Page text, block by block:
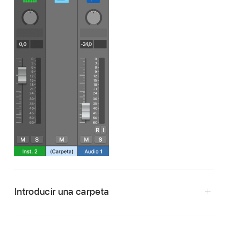
Introducir una carpeta